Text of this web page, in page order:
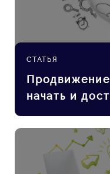
СТАТЬЯ
Продвижение
начать и